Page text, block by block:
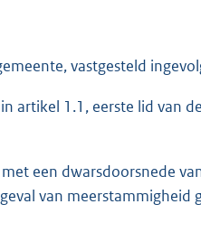
vastgesteld
artikel 1.1, eerste lid van
een dwarsdoorsnede
van meerstammigheid